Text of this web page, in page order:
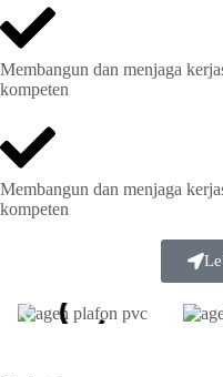
Membangun dan menjaga
kompeten
Membangun dan menjaga
kompeten